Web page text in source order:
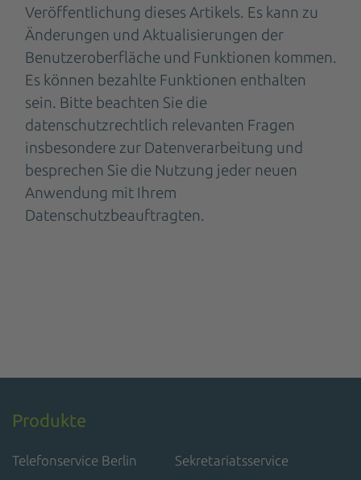
Veröffentlichung dieses Artikels. Es kann zu
Änderungen und Aktualisierungen der
Benutzeroberfläche und Funktionen kommen.
Es können bezahlte Funktionen enthalten
sein. Bitte beachten Sie die
datenschutzrechtlich relevanten Fragen
insbesondere zur Datenverarbeitung und
besprechen Sie die Nutzung jeder neuen
Anwendung mit Ihrem
Datenschutzbeauftragten.
Produkte
Telefonservice Berlin
Sekretariatsservice